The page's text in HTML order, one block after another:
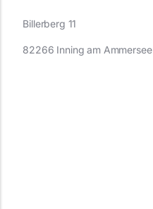
Billerberg 11
82266 Inning am Ammersee